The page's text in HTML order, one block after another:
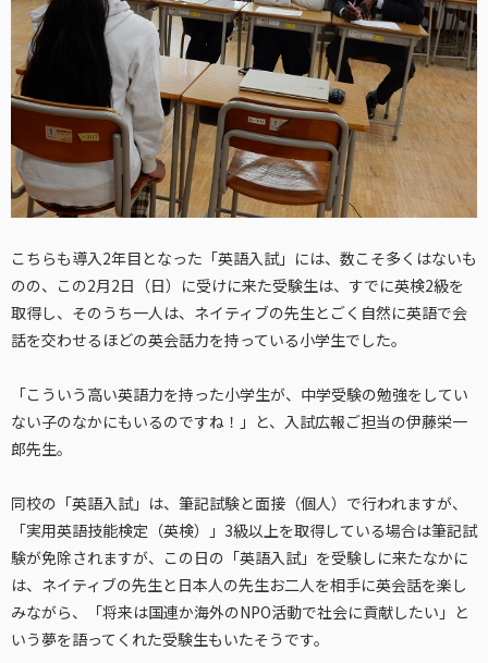
こちらも導入2年目となった「英語入試」には、数こそ多くはないも
のの、この2月2日（日）に受けに来た受験生は、すでに英検2級を
取得し、そのうち一人は、ネイティブの先生とごく自然に英語で会
話を交わせるほどの英会話力を持っている小学生でした。
「こういう高い英語力を持った小学生が、中学受験の勉強をしてい
ない子のなかにもいるのですね！」と、入試広報ご担当の伊藤栄一
郎先生。
同校の「英語入試」は、筆記試験と面接（個人）で行われますが、
「実用英語技能検定（英検）」3級以上を取得している場合は筆記試
験が免除されますが、この日の「英語入試」を受験しに来たなかに
は、ネイティブの先生と日本人の先生お二人を相手に英会話を楽し
みながら、「将来は国連か海外のNPO活動で社会に貢献したい」と
いう夢を語ってくれた受験生もいたそうです。